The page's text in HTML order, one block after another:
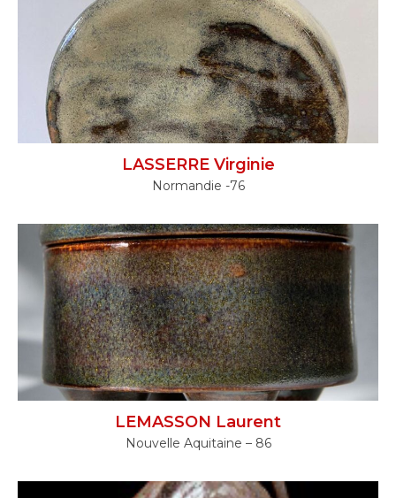
LASSERRE Virginie
Normandie -76
LEMASSON Laurent
Nouvelle Aquitaine – 86